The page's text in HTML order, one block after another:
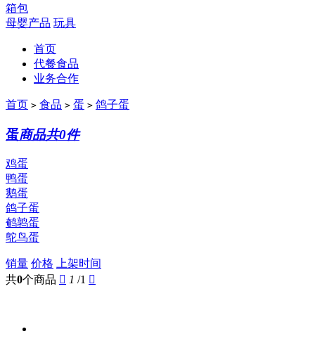
箱包
母婴产品 玩具
首页
代餐食品
业务合作
首页 > 食品 > 蛋 > 鸽子蛋
蛋商品共0件
鸡蛋
鸭蛋
鹅蛋
鸽子蛋
鹌鹑蛋
鸵鸟蛋
销量 价格 上架时间
共0个商品  1 /1 